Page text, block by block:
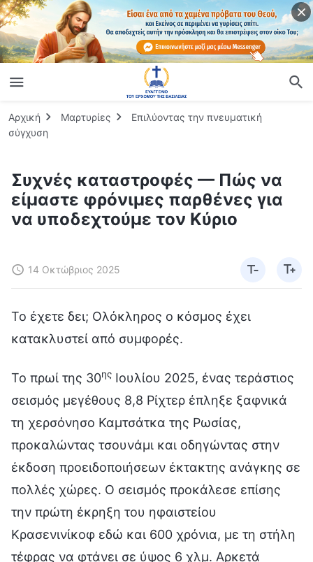
Αρχική Μαρτυρίες
Επιλύοντας την πνευματική
σύγχυση
Συχνές καταστροφές — Πώς να
είμαστε φρόνιμες παρθένες για
να υποδεχτούμε τον Κύριο
14 Οκτώβριος 2025
Το έχετε δει; Ολόκληρος ο κόσμος έχει
κατακλυστεί από συμφορές.
Το πρωί της 30ης Ιουλίου 2025, ένας τεράστιος
σεισμός μεγέθους 8,8 Ρίχτερ έπληξε ξαφνικά
τη χερσόνησο Καμτσάτκα της Ρωσίας,
προκαλώντας τσουνάμι και οδηγώντας στην
έκδοση προειδοποιήσεων έκτακτης ανάγκης σε
πολλές χώρες. Ο σεισμός προκάλεσε επίσης
την πρώτη έκρηξη του ηφαιστείου
Κρασενινίκοφ εδώ και 600 χρόνια, με τη στήλη
τέφρας να φτάνει σε ύψος 6 χλμ. Αρκετά